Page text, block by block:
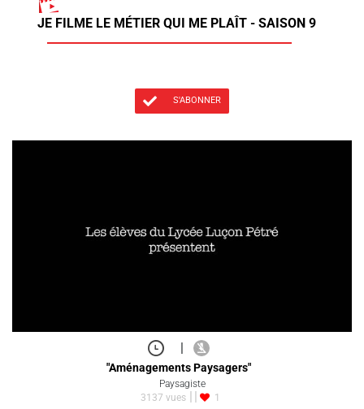
JE FILME LE MÉTIER QUI ME PLAÎT - SAISON 9
S'ABONNER
|
"Aménagements Paysagers"
Paysagiste
3137 vues
1